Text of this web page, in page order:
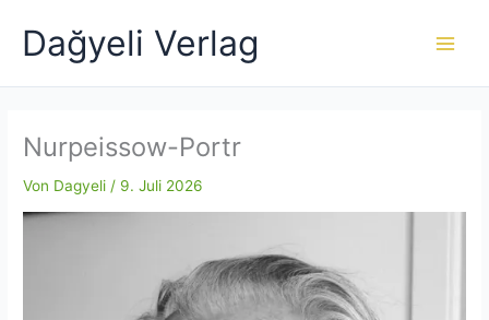
Inhalt
springen
Dağyeli Verlag
Nurpeissow-Portr
Von Dagyeli / 9. Juli 2026